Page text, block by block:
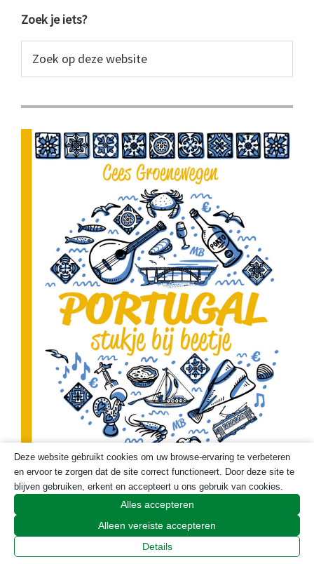
Primaire
Sidebar
Zoek je iets?
op
website
Deze website gebruikt cookies om uw browse-ervaring te verbeteren
en ervoor te zorgen dat de site correct functioneert. Door deze site te
blijven gebruiken, erkent en accepteert u ons gebruik van cookies.
Alles accepteren
Alleen vereiste accepteren
Details